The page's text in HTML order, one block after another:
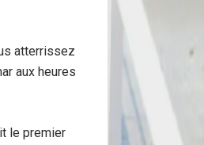
atterrissez
aux heures
le premier